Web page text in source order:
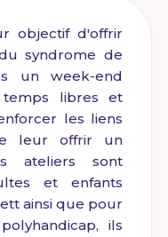
objectif d'offrir
syndrome de
un week-end
libres et
les liens
leur offrir un
ateliers sont
et enfants
ainsi que pour
ils